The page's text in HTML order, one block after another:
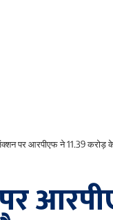
पर आरपीएफ ने 11.39 करोड़